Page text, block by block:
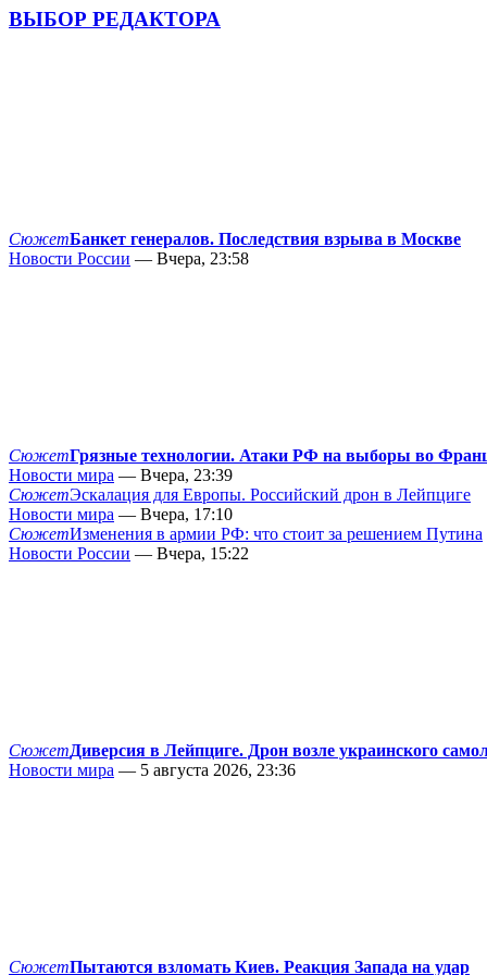
ВЫБОР РЕДАКТОРА
СюжетБанкет генералов. Последствия взрыва в Москве
Новости России — Вчера, 23:58
СюжетГрязные технологии. Атаки РФ на выборы во
Новости мира — Вчера, 23:39
СюжетЭскалация для Европы. Российский дрон в Лейпциге
Новости мира — Вчера, 17:10
СюжетИзменения в армии РФ: что стоит за решением Путина
Новости России — Вчера, 15:22
СюжетДиверсия в Лейпциге. Дрон возле украинского
Новости мира — 5 августа 2026, 23:36
СюжетПытаются взломать Киев. Реакция Запада на удар